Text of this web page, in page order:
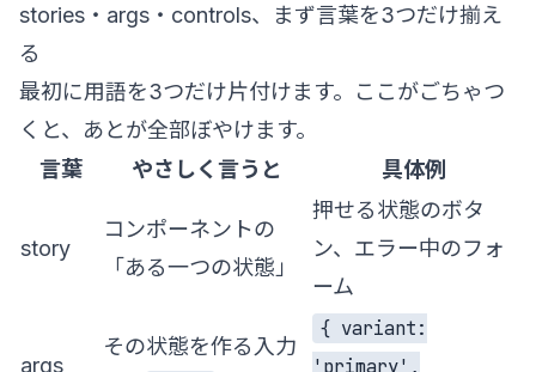
stories・args・controls、まず言葉を3つだけ揃え
る
最初に用語を3つだけ片付けます。ここがごちゃつ
くと、あとが全部ぼやけます。
言葉
やさしく言うと 具体例
story
コンポーネントの
「ある一つの状態」
押せる状態のボタ
ン、エラー中のフォ
ーム
args
その状態を作る入力
{ variant:
'primary',